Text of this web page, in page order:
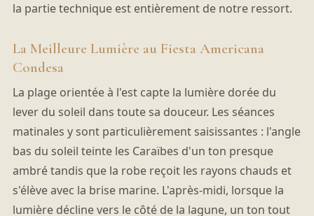
la partie technique est entièrement de notre ressort.
La Meilleure Lumière au Fiesta Americana
Condesa
La plage orientée à l'est capte la lumière dorée du
lever du soleil dans toute sa douceur. Les séances
matinales y sont particulièrement saisissantes : l'angle
bas du soleil teinte les Caraïbes d'un ton presque
ambré tandis que la robe reçoit les rayons chauds et
s'élève avec la brise marine. L'après-midi, lorsque la
lumière décline vers le côté de la lagune, un ton tout